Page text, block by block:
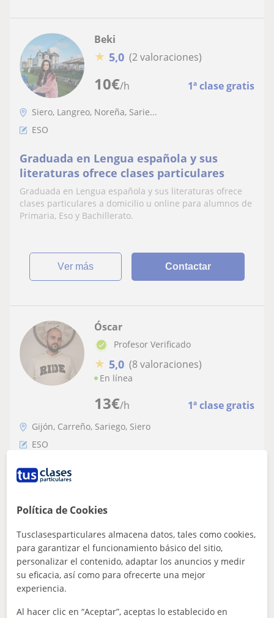
10€/h 1ª clase gratis
Beki
★ 5,0 (2 valoraciones)
Siero, Langreo, Noreña, Sarie...
ESO
Graduada en Lengua española y sus
literaturas ofrece clases particulares
Graduada en Lengua española y sus literaturas ofrece
clases particulares a domicilio u online para alumnos de
Primaria, Eso y Bachillerato.
ver más Contactar
13€/h 1ª clase gratis
Óscar
Profesor Verificado
★ 5,0 (8 valoraciones)
En línea
Gijón, Carreño, Sariego, Siero
ESO
Profesor de primaria y secundaria que da
clases particulares de todas las
estudio. Con 10 años de experiencia
Soy profesor de educación primaria, me encanta la
enseñanza y me dedico a ello desde hace 10 años. Mi
principal objetivo es crear un ambien...
ver más Contactar
Política de Cookies
Tusclasesparticulares almacena datos, tales como cookies,
para garantizar el funcionamiento básico del sitio,
personalizar el contenido, adaptar los anuncios y medir
su eficacia, así como para ofrecerte una mejor
experiencia.
Al hacer clic en “Aceptar”, aceptas lo establecido en